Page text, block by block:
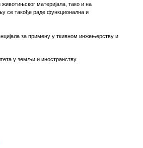
материјала, тако и на
се такође раде функционална и
за примену у ткивном инжењерству и
у земљи и иностранству.